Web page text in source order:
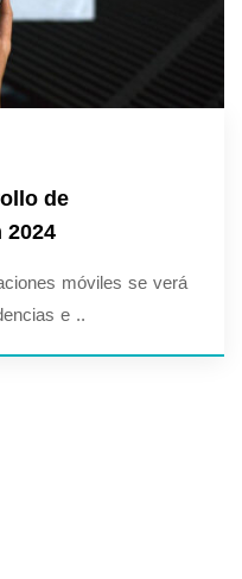
de
2024
móviles se verá
e ..